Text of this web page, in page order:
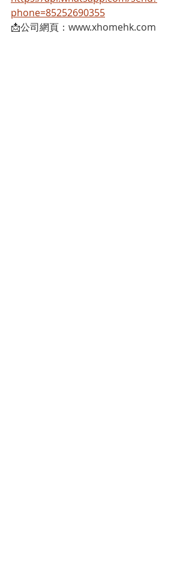
phone=85252690355
📩公司網頁：www.xhomehk.com